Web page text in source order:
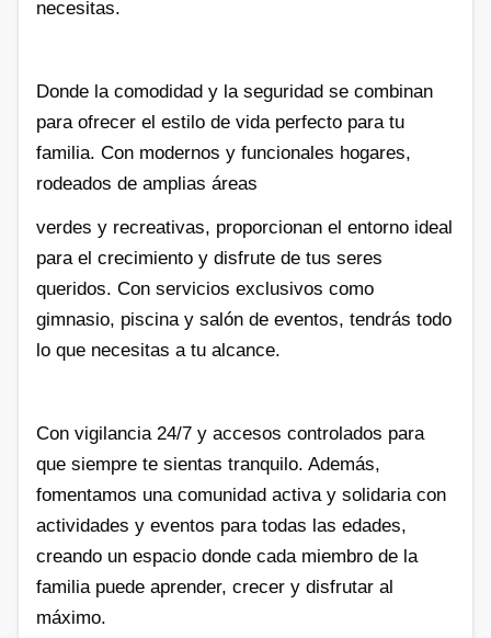
necesitas.
Donde la comodidad y la seguridad se combinan
para ofrecer el estilo de vida perfecto para tu
familia. Con modernos y funcionales hogares,
rodeados de amplias áreas
verdes y recreativas, proporcionan el entorno ideal
para el crecimiento y disfrute de tus seres
queridos. Con servicios exclusivos como
gimnasio, piscina y salón de eventos, tendrás todo
lo que necesitas a tu alcance.
Con vigilancia 24/7 y accesos controlados para
que siempre te sientas tranquilo. Además,
fomentamos una comunidad activa y solidaria con
actividades y eventos para todas las edades,
creando un espacio donde cada miembro de la
familia puede aprender, crecer y disfrutar al
máximo.